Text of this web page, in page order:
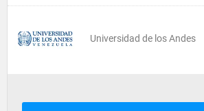
Universidad de los Andes